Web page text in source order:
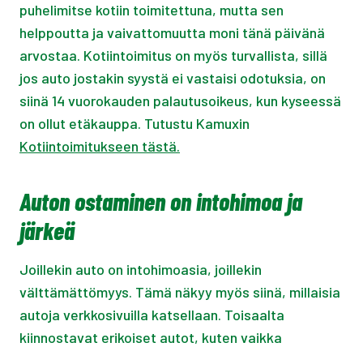
puhelimitse kotiin toimitettuna, mutta sen
helppoutta ja vaivattomuutta moni tänä päivänä
arvostaa. Kotiintoimitus on myös turvallista, sillä
jos auto jostakin syystä ei vastaisi odotuksia, on
siinä 14 vuorokauden palautusoikeus, kun kyseessä
on ollut etäkauppa. Tutustu Kamuxin
Kotiintoimitukseen tästä.
Auton ostaminen on intohimoa ja
järkeä
Joillekin auto on intohimoasia, joillekin
välttämättömyys. Tämä näkyy myös siinä, millaisia
autoja verkkosivuilla katsellaan. Toisaalta
kiinnostavat erikoiset autot, kuten vaikka